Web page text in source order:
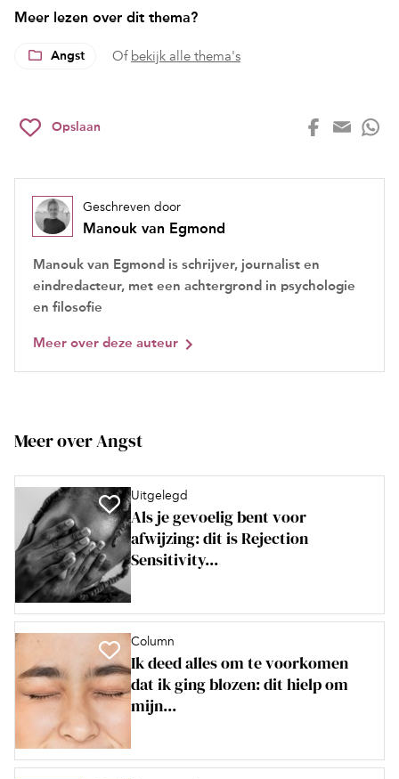
Meer lezen over dit thema?
Angst Of bekijk alle thema's
Opslaan
Geschreven door
Manouk van Egmond
Manouk van Egmond is schrijver, journalist en
eindredacteur, met een achtergrond in psychologie
en filosofie
Meer over deze auteur
Meer over Angst
Uitgelegd
Als je gevoelig bent voor
afwijzing: dit is Rejection
Sensitivity...
Column
Ik deed alles om te voorkomen
dat ik ging blozen: dit hielp om
mijn...